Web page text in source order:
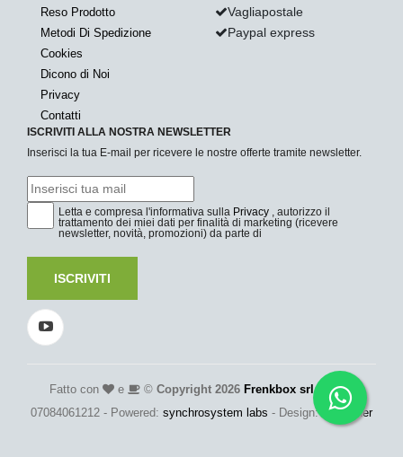
Reso Prodotto
Metodi Di Spedizione
Cookies
Dicono di Noi
Privacy
Contatti
Vagliapostale
Paypal express
ISCRIVITI ALLA NOSTRA NEWSLETTER
Inserisci la tua E-mail per ricevere le nostre offerte tramite newsletter.
Letta e compresa l'informativa sulla Privacy , autorizzo il
trattamento dei miei dati per finalità di marketing (ricevere
newsletter, novità, promozioni) da parte di
ISCRIVITI
Fatto con e © Copyright 2026 Frenkbox srl- P.Iva:
07084061212 - Powered: synchrosystem labs - Design: adesigner